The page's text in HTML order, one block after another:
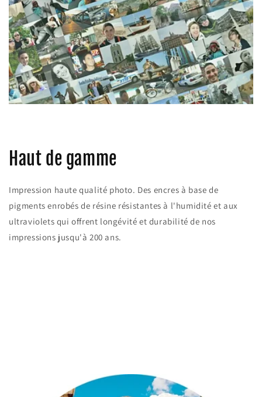
Haut de gamme
Impression haute qualité photo. Des encres à base de
pigments enrobés de résine résistantes à l'humidité et aux
ultraviolets qui offrent longévité et durabilité de nos
impressions jusqu'à 200 ans.